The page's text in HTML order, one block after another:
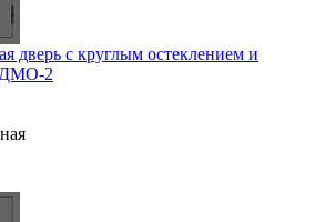
дверь c круглым остеклением и
ДМО-2